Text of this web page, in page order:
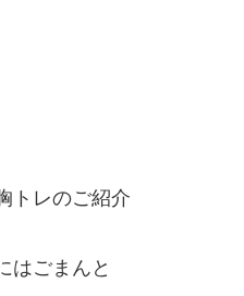
トレのご紹介
はごまんと